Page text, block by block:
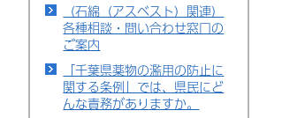
（石綿（アスベスト）関連）
各種相談・問い合わせ窓口の
ご案内
「千葉県薬物の濫用の防止に
関する条例」では、県民にど
んな責務がありますか。